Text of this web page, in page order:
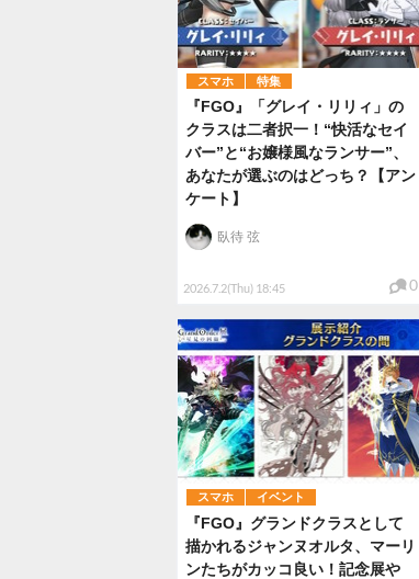
スマホ 特集
『FGO』「グレイ・リリィ」の
クラスは二者択一！“快活なセイ
バー”と“お嬢様風なランサー”、
あなたが選ぶのはどっち？【アン
ケート】
2026.7.2(Thu) 18:45
臥待 弦
0
スマホ イベント
『FGO』グランドクラスとして
描かれるジャンヌオルタ、マーリ
ンたちがカッコ良い！記念展や